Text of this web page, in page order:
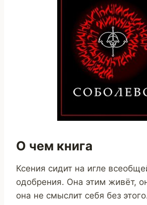
О чем книга
Ксения сидит на игле
одобрения. Она этим живёт,
она не смыслит себя без